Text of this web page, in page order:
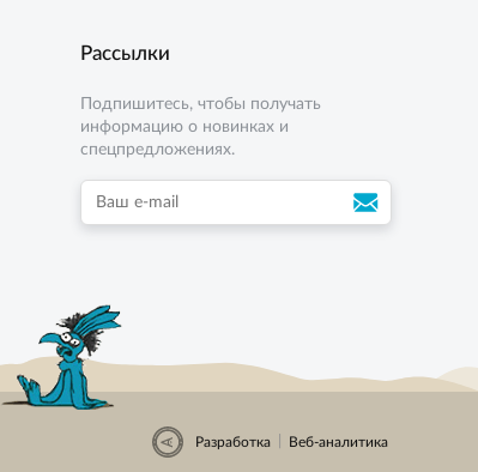
Рассылки
Подпишитесь, чтобы получать
информацию о новинках и
спецпредложениях.
Разработка Веб-аналитика